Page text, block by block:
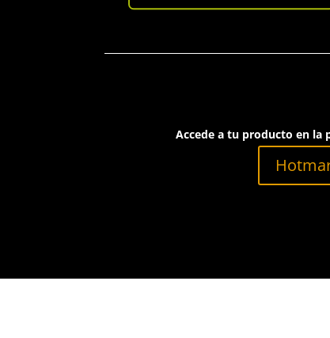
Accede a tu producto en